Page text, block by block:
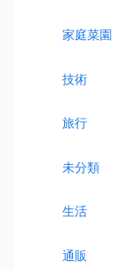
家庭菜園
技術
旅行
未分類
生活
通販